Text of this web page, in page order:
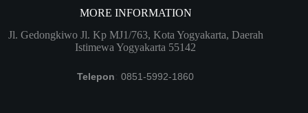
MORE INFORMATION
Jl. Gedongkiwo Jl. Kp MJ1/763, Kota Yogyakarta, Daerah
Istimewa Yogyakarta 55142
Telepon :0851-5992-1860